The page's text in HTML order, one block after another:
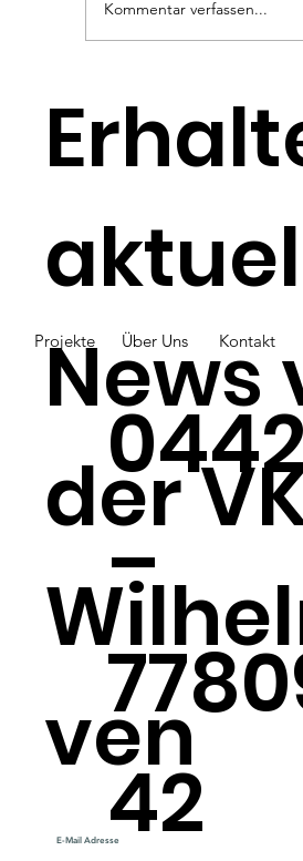
Juli/August/
Kommentar verfassen...
News
der
ven
Projekte Über Uns Kontakt
–
42